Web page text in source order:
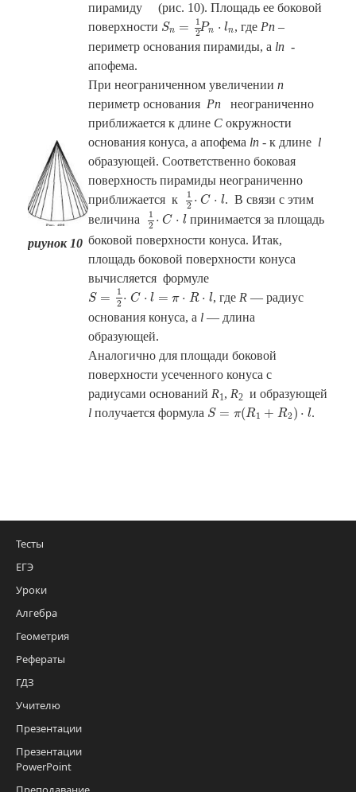
риунок 10
пирамиду (рис. 10). Площадь ее боковой
поверхности Sn =
1
2Pn ⋅ ln
Sn Pn⋅
, где Pn –
периметр основания пирамиды, а ln -
апофема.
При неограниченном увеличении n
периметр основания Pn неограниченно
приближается к длине С окружности
основания конуса, а апофема ln - к длине l
образующей. Соответственно боковая
поверхность пирамиды неограниченно
приближается к
1
2 ⋅ C ⋅ l
1 C⋅
. В связи с этим
величина
1
2 ⋅ C ⋅ l
1 C⋅
принимается за площадь
боковой поверхности конуса. Итак,
площадь боковой поверхности конуса
вычисляется формуле
S =
1
2 ⋅ C ⋅ l = π ⋅ R ⋅ l
S= ⋅C l= ⋅R l
, где R — радиус
основания конуса, а l — длина
образующей.
Аналогично для площади боковой
поверхности усеченного конуса с
радиусами оснований R1, R2 и образующей
l получается формула S = π(R1 + R2) ⋅ l
S= 1+R 2 l .
Тесты
ЕГЭ
Уроки
Алгебра
Геометрия
Рефераты
ГДЗ
Учителю
Презентации
Презентации
PowerPoint